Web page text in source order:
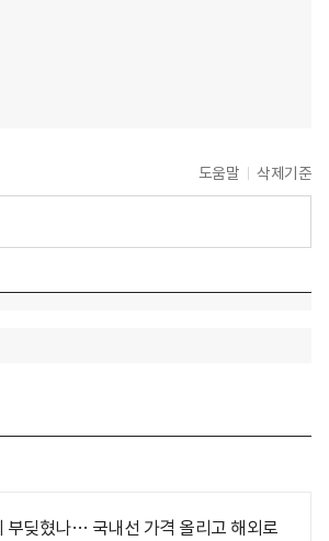
도움말 삭제기준
부딪혔나… 국내선 가격 올리고 해외로